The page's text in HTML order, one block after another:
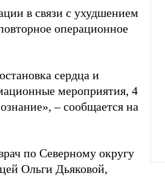
в связи с ухудшением
операционное
сердца и
мероприятия, 4
– сообщается на
по Северному округу
Ольги Дьяковой,